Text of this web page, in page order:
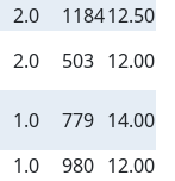
2.0 118412.50
2.0 503 12.00
1.0 779 14.00
1.0 980 12.00